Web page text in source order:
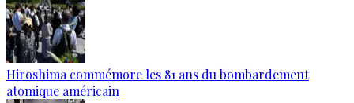
Hiroshima commémore les 81 ans du bombardement
atomique américain